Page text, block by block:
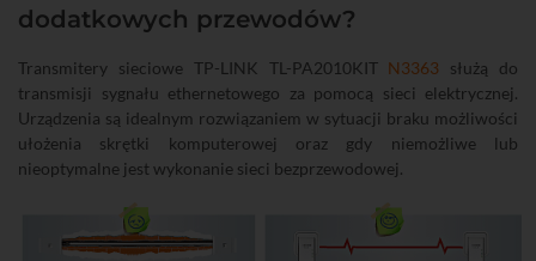
dodatkowych przewodów?
Transmitery sieciowe TP-LINK TL-PA2010KIT N3363 służą do
transmisji sygnału ethernetowego za pomocą sieci elektrycznej.
Urządzenia są idealnym rozwiązaniem w sytuacji braku możliwości
ułożenia skrętki komputerowej oraz gdy niemożliwe lub
nieoptymalne jest wykonanie sieci bezprzewodowej.